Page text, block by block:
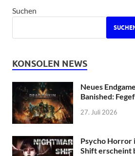
Suchen
KONSOLEN NEWS
Neues
Banished:
27. Juli 2026
Psycho Horror
Shift erscheint